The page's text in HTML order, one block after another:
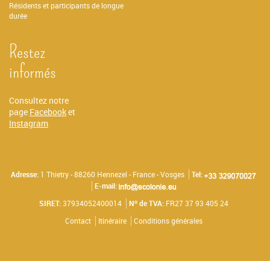
Résidents et participants de longue
durée
Restez
informés
Consultez notre
page Facebooket
Instagram
Adresse:1 Thietry - 88260 Hennezel - France - Vosges
Tel:
E-mail:
SIRET:37934052400014 No de TVA: FR27 37 93 405 24
Contact
Itinéraire Conditions générales